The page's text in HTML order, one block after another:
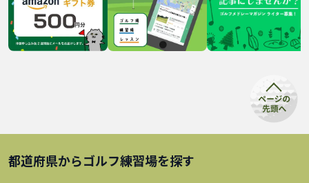
都道府県からゴルフ練習場を探す